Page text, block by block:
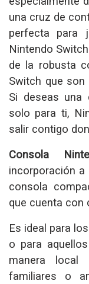
una cruz de
perfecta para
Nintendo
de la robusta
Switch que
Si deseas una
solo para ti,
salir contigo
Consola
incorporación a
consola
que cuenta con
Es ideal para
o para
manera local
familiares o